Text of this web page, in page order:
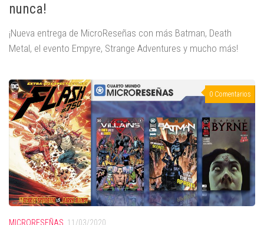
nunca!
¡Nueva entrega de MicroReseñas con más Batman, Death
Metal, el evento Empyre, Strange Adventures y mucho más!
0 Comentarios
MICRORESEÑAS 11/03/2020